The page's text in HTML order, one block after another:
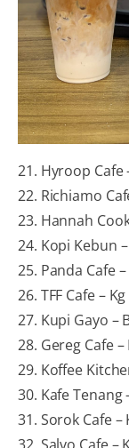
21. Hyroop Cafe
22. Richiamo
23. Hannah
24. Kopi Kebun
25. Panda Cafe
26. TFF Cafe –
27. Kupi Gayo –
28. Gereg Cafe
29. Koffee
30. Kafe Tenang
31. Sorok Cafe –